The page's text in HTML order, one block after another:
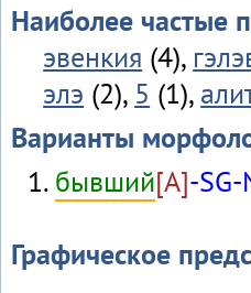
Наиболее частые
эвенкия (4),
элэ (2), 5 (1),
Варианты
бывший[A]-SG-
Графическое